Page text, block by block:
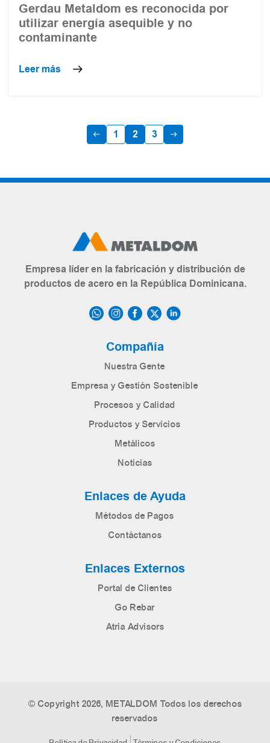
Gerdau Metaldom es reconocida por
utilizar energía asequible y no
contaminante
Leer más
1 2 3
Empresa líder en la fabricación y distribución de
productos de acero en la República Dominicana.
Compañía
Nuestra Gente
Empresa y Gestión Sostenible
Procesos y Calidad
Productos y Servicios
Metálicos
Noticias
Enlaces de Ayuda
Métodos de Pagos
Contáctanos
Enlaces Externos
Portal de Clientes
Go Rebar
Atria Advisors
© Copyright 2026, METALDOM Todos los derechos
reservados